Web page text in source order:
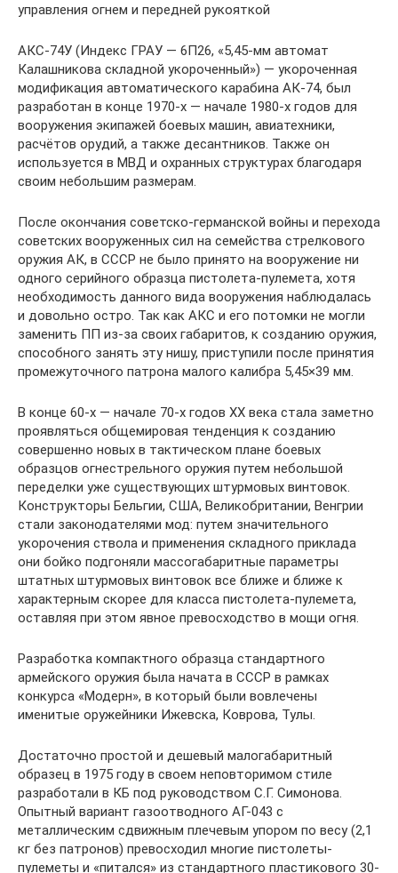
управления огнем и передней рукояткой
АКС-74У (Индекс ГРАУ — 6П26, «5,45-мм автомат
Калашникова складной укороченный») — укороченная
модификация автоматического карабина АК-74, был
разработан в конце 1970-х — начале 1980-х годов для
вооружения экипажей боевых машин, авиатехники,
расчётов орудий, а также десантников. Также он
используется в МВД и охранных структурах благодаря
своим небольшим размерам.
После окончания советско-германской войны и перехода
советских вооруженных сил на семейства стрелкового
оружия АК, в СССР не было принято на вооружение ни
одного серийного образца пистолета-пулемета, хотя
необходимость данного вида вооружения наблюдалась
и довольно остро. Так как АКС и его потомки не могли
заменить ПП из-за своих габаритов, к созданию оружия,
способного занять эту нишу, приступили после принятия
промежуточного патрона малого калибра 5,45×39 мм.
В конце 60-х — начале 70-х годов ХХ века стала заметно
проявляться общемировая тенденция к созданию
совершенно новых в тактическом плане боевых
образцов огнестрельного оружия путем небольшой
переделки уже существующих штурмовых винтовок.
Конструкторы Бельгии, США, Великобритании, Венгрии
стали законодателями мод: путем значительного
укорочения ствола и применения складного приклада
они бойко подгоняли массогабаритные параметры
штатных штурмовых винтовок все ближе и ближе к
характерным скорее для класса пистолета-пулемета,
оставляя при этом явное превосходство в мощи огня.
Разработка компактного образца стандартного
армейского оружия была начата в СССР в рамках
конкурса «Модерн», в который были вовлечены
именитые оружейники Ижевска, Коврова, Тулы.
Достаточно простой и дешевый малогабаритный
образец в 1975 году в своем неповторимом стиле
разработали в КБ под руководством С.Г. Симонова.
Опытный вариант газоотводного АГ-043 с
металлическим сдвижным плечевым упором по весу (2,1
кг без патронов) превосходил многие пистолеты-
пулеметы и «питался» из стандартного пластикового 30-